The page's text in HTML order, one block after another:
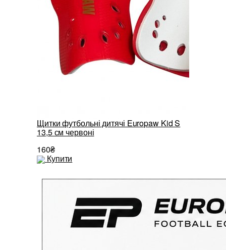
Щитки футбольні дитячі Europaw Kid S
13,5 см червоні
160₴
Купити